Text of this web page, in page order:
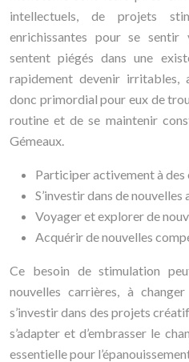
intellectuels, de projets
enrichissantes pour se sentir
sentent piégés dans une
rapidement devenir
donc primordial pour eux de
routine et de se maintenir
Gémeaux.
Participer activement à des
S’investir dans de nouvelles
Voyager et explorer de
Acquérir de nouvelles
Ce besoin de stimulation
nouvelles carrières, à
s’investir dans des projets
s’adapter et d’embrasser le
essentielle pour